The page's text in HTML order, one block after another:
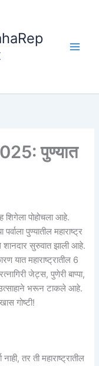
पुण्यात
पोहोचला आहे.
पुण्यातील महाराष्ट्र
सुरुवात झाली आहे.
यात महाराष्ट्रातील 6
जेट्स, पुणेरी बाप्पा,
उत्साहाने भरून टाकले आहे.
गोष्टी!
तर ती महाराष्ट्रातील